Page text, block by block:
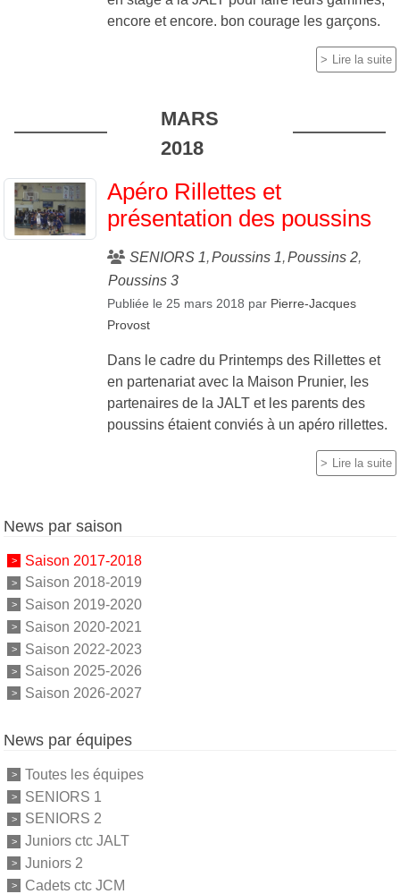
encore et encore. bon courage les garçons.
Lire la suite
MARS
2018
Apéro Rillettes et
présentation des poussins
SENIORS 1 Poussins 1 Poussins 2
Poussins 3
Publiée le 25 mars 2018 par Pierre-Jacques
Provost
Dans le cadre du Printemps des Rillettes et
en partenariat avec la Maison Prunier, les
partenaires de la JALT et les parents des
poussins étaient conviés à un apéro rillettes.
Lire la suite
News par saison
Saison 2017-2018
Saison 2018-2019
Saison 2019-2020
Saison 2020-2021
Saison 2022-2023
Saison 2025-2026
Saison 2026-2027
News par équipes
Toutes les équipes
SENIORS 1
SENIORS 2
Juniors ctc JALT
Juniors 2
Cadets ctc JCM